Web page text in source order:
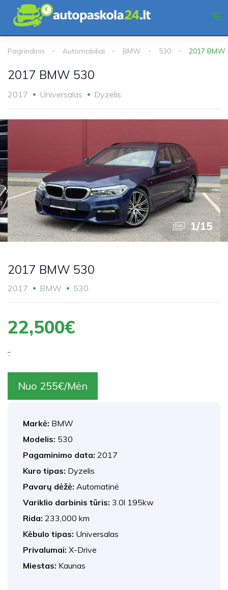
Pagrindinis Automobiliai BMW 530 2017 BMW
2017 BMW 530
2017 Universalas Dyzelis
1/15
2017 BMW 530
2017 BMW 530
22,500€
.
Nuo 255€/Mėn
Markė: BMW
Modelis: 530
Pagaminimo data: 2017
Kuro tipas: Dyzelis
Pavarų dėžė: Automatinė
Variklio darbinis tūris: 3.0l 195kw
Rida: 233,000 km
Kėbulo tipas: Universalas
Privalumai: X-Drive
Miestas: Kaunas